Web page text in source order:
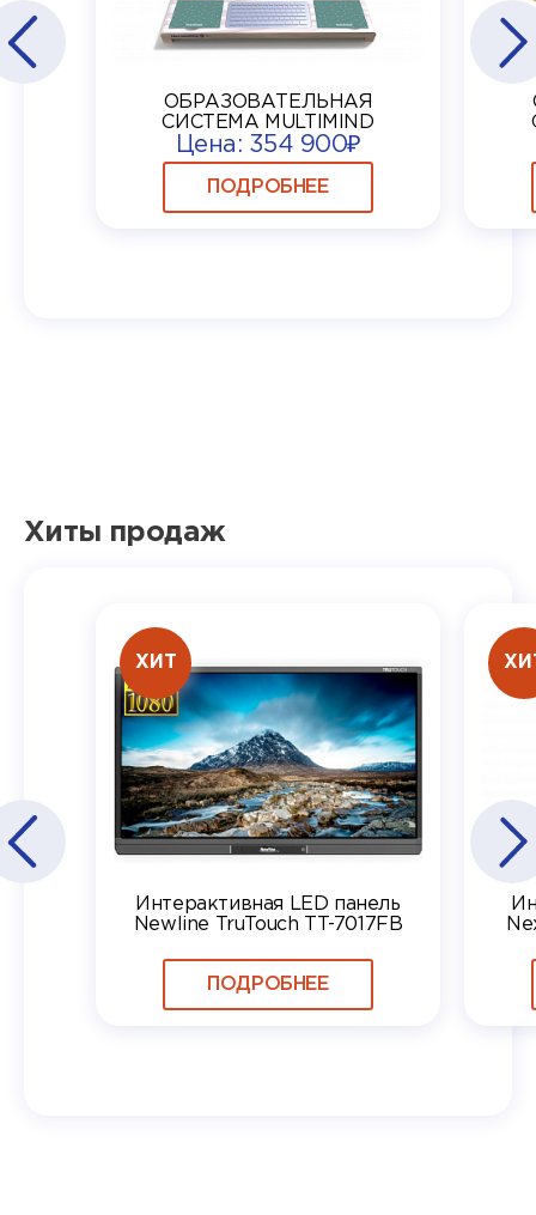
ОБРАЗОВАТЕЛЬНАЯ
СИСТЕМА MULTIMIND
Цена: 354 900₽
ПОДРОБНЕЕ
Хиты продаж
ХИТ
Интерактивная LED панель
Newline TruTouch TT-7017FB
ПОДРОБНЕЕ